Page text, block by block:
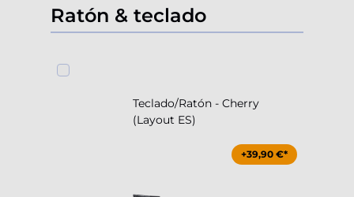
Ratón & teclado
Teclado/Ratón - Cherry
(Layout ES)
+39,90 €*